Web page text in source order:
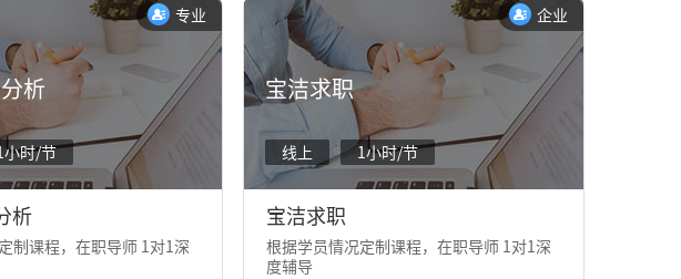
专业
析
小时/节
析
制课程，在职导师 1对1深
企业
宝洁求职
线上 1小时/节
宝洁求职
根据学员情况定制课程，在职导师 1对1深
度辅导